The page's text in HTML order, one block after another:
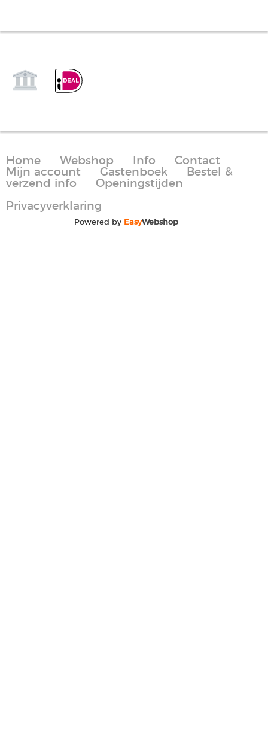
Home Webshop Info
Contact
Mijn account
Gastenboek
Bestel &
verzend info
Openingstijden
Privacyverklaring
Powered by EasyWebshop